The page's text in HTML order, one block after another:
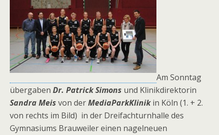
Am Sonntag
übergaben Dr. Patrick Simons und Klinikdirektorin
Sandra Meis von derMediaParkKlinikin Köln (1. + 2.
von rechts im Bild) in der Dreifachturnhalle des
Gymnasiums Brauweiler einen nagelneuen